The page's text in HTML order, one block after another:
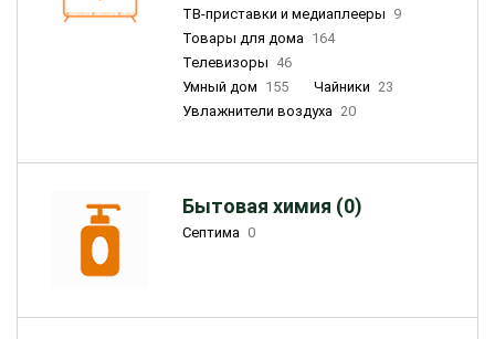
ТВ-приставки и медиаплееры 9
Товары для дома 164
Телевизоры 46
Умный дом 155 Чайники 23
Увлажнители воздуха 20
Бытовая химия (0)
Септима 0